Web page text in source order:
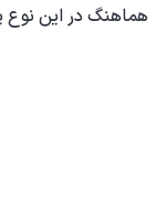
هماهنگ در این